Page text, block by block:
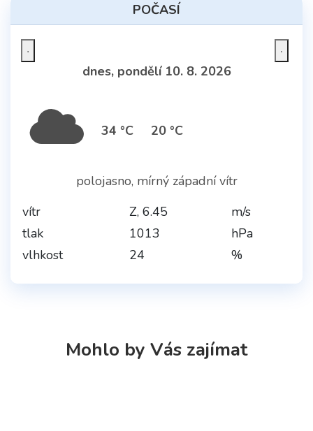
POČASÍ
dnes, pondělí 10. 8. 2026
34 °C 20 °C
polojasno, mírný západní vítr
vítr
Z, 6.45
m/s
tlak
1013
hPa
vlhkost
24 %
Mohlo by Vás zajímat